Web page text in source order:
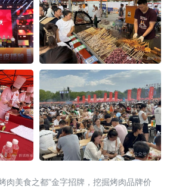
肉美食之都”金字招牌，挖掘烤肉品牌价